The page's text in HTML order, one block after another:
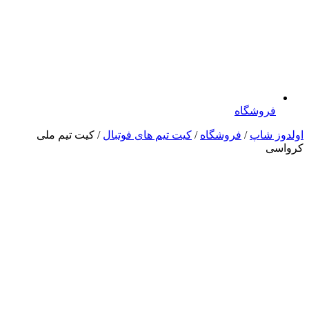
فروشگاه
اولدوز شاپ / فروشگاه / کیت تیم های فوتبال / کیت تیم ملی
کرواسی